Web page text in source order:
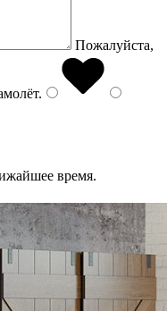
Пожалуйста,
.
время.